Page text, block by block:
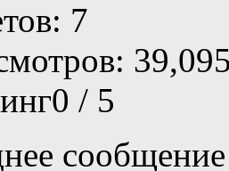
7
/ 5